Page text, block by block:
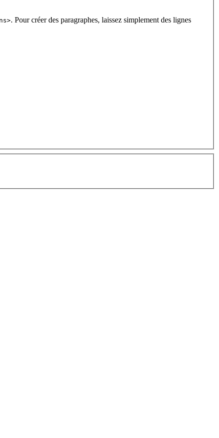
. Pour créer des paragraphes, laissez simplement des lignes